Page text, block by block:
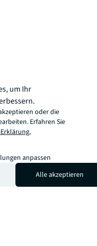
um Ihr
oder die
Erfahren Sie
anpassen
Alle akzeptieren